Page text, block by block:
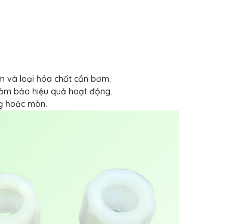
và loại hóa chất cần bơm.
bảo hiệu quả hoạt động.
hoặc mòn.